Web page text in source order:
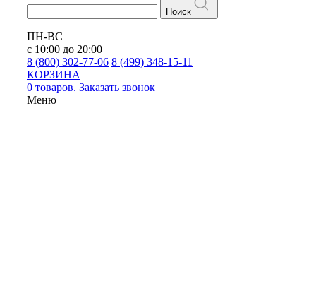
Поиск
ПН-ВС
с 10:00 до 20:00
8 (800) 302-77-06 8 (499) 348-15-11
КОРЗИНА
0 товаров. Заказать звонок
Меню